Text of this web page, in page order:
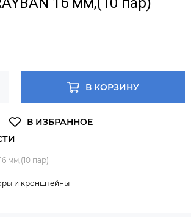
В КОРЗИНУ
мм,(10 пар)
и кронштейны